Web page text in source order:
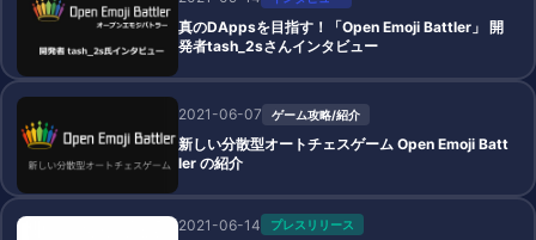
真のDAppsを目指す！「Open Emoji Battler」 開
発者tash_2sさんインタビュー
2021-06-07 ゲーム攻略/紹介
新しい分散型オートチェスゲーム Open Emoji Batt
ler の紹介
2021-06-14 プレスリリース